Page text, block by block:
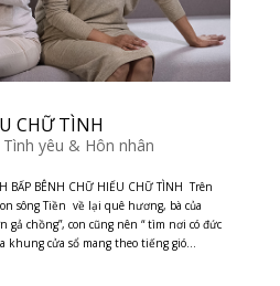
CHỮ TÌNH
Tình yêu & Hôn nhân
BẤP BÊNH CHỮ HIẾU CHỮ TÌNH Trên
sông Tiền về lại quê hương, bà của
gả chồng”, con cũng nên “ tìm nơi có đức
cửa sổ mang theo tiếng gió...